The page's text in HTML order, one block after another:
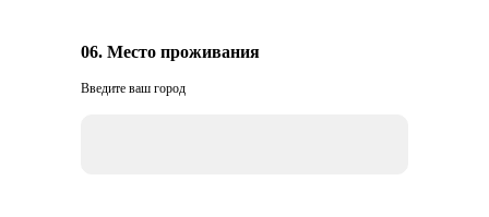
06. Место проживания
Введите ваш город